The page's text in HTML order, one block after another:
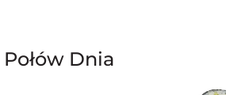
Połów Dnia